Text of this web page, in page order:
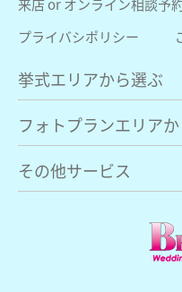
プライバシポリシー
挙式エリアから選ぶ
フォトプランエリア
その他サービス